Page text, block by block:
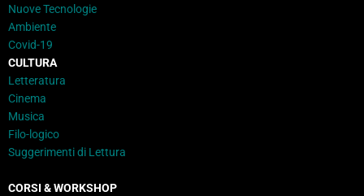
Nuove Tecnologie
Ambiente
Covid-19
CULTURA
Letteratura
Cinema
Musica
Filo-logico
Suggerimenti di Lettura
CORSI & WORKSHOP